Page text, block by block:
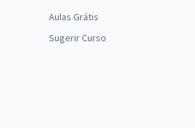
Aulas Grátis
Sugerir Curso